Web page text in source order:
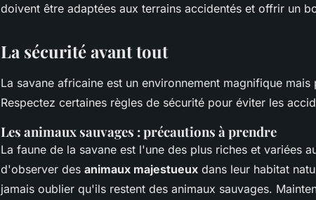
doivent être adaptées aux terrains accidentés et offrir un
La sécurité avant tout
La savane africaine est un environnement magnifique
Respectez certaines règles de sécurité pour éviter les
Les animaux sauvages : précautions à prendre
La faune de la savane est l'une des plus riches et variées
d'observer des animaux majestueux dans leur habitat
jamais oublier qu'ils restent des animaux sauvages.